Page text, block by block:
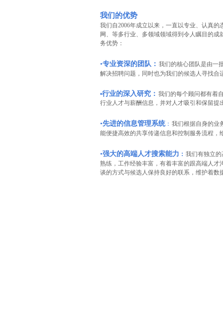
我们的优势
我们自2006年成立以来，一直以专业、认真
网、等多行业、多领域领域得到令人瞩目的成
务优势：
•专业资深的团队 ： 我们的核心团队是由一
解决招聘问题，同时也为我们的候选人寻找
•行业的深入研究 ： 我们的每个顾问都有着
行业人才与薪酬信息，并对人才吸引和保留提
•先进的信息管理系统： 我们根据自身的业
能便捷高效的共享传递信息和控制服务流程，
•强大的高端人才搜索能力 ： 我们有独立
熟练，工作经验丰富，有着丰富的跟高端人
谈的方式与候选人保持良好的联系，维护着数